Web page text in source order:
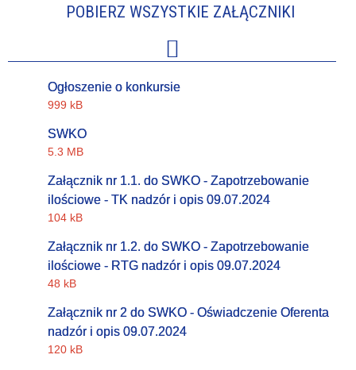
POBIERZ WSZYSTKIE ZAŁĄCZNIKI
Ogłoszenie o konkursie
999 kB
SWKO
5.3 MB
Załącznik nr 1.1. do SWKO - Zapotrzebowanie
ilościowe - TK nadzór i opis 09.07.2024
104 kB
Załącznik nr 1.2. do SWKO - Zapotrzebowanie
ilościowe - RTG nadzór i opis 09.07.2024
48 kB
Załącznik nr 2 do SWKO - Oświadczenie Oferenta
nadzór i opis 09.07.2024
120 kB